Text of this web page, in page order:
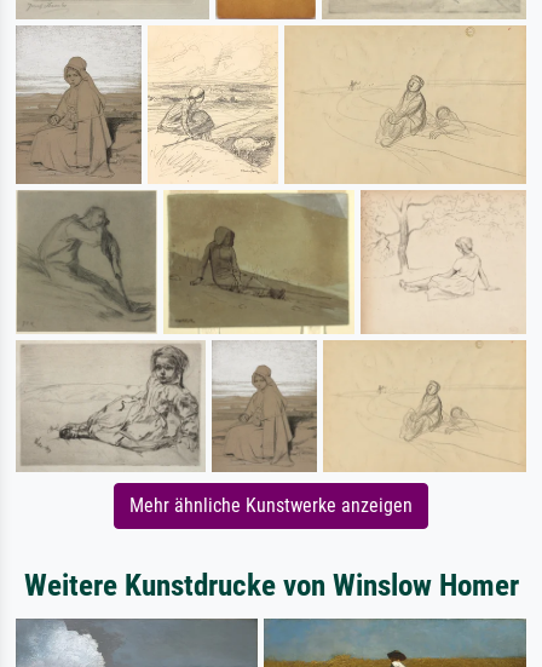
Mehr ähnliche Kunstwerke anzeigen
Weitere Kunstdrucke von Winslow Homer